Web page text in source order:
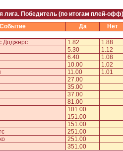
лига. Победитель (по итогам плей-офф)
Событие Да
Нет
Доджерс 1.82
1.88
5.30
1.12
6.40
1.08
10.00
1.02
11.00
1.01
27.00
35.00
37.00
81.00
101.00
151.00
151.00
251.00
251.00
351.00